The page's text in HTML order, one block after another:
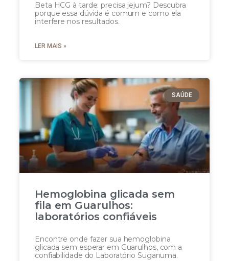
Beta HCG à tarde: precisa jejum? Descubra
porque essa dúvida é comum e como ela
interfere nos resultados.
LER MAIS »
SAÚDE
Hemoglobina glicada sem
fila em Guarulhos:
laboratórios confiáveis
Encontre onde fazer sua hemoglobina
glicada sem esperar em Guarulhos, com a
confiabilidade do Laboratório Suganuma.